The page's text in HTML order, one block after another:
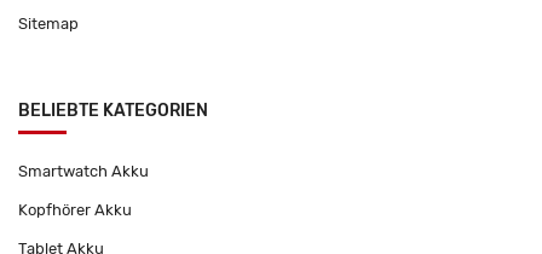
Sitemap
BELIEBTE KATEGORIEN
Smartwatch Akku
Kopfhörer Akku
Tablet Akku